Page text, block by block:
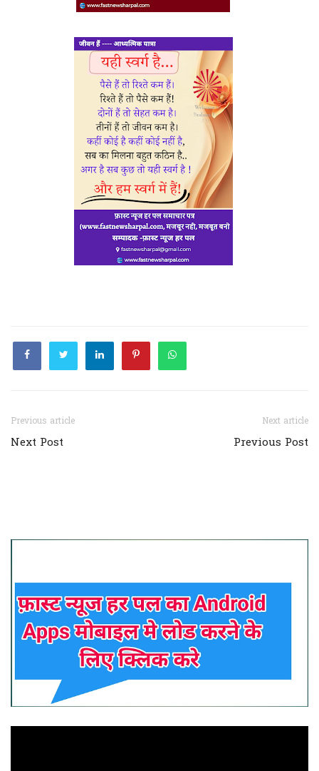
Previous article
Next Post
Next article
Previous Post